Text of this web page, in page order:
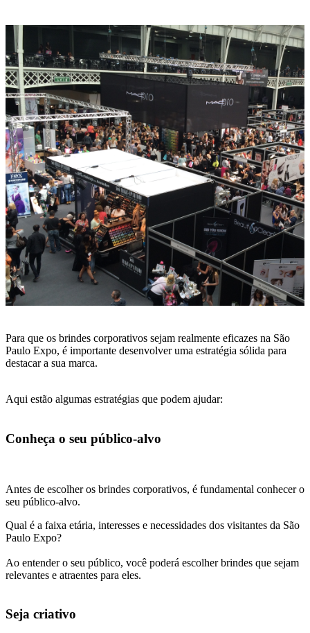
Para que os brindes corporativos sejam realmente eficazes na São
Paulo Expo, é importante desenvolver uma estratégia sólida para
destacar a sua marca.
Aqui estão algumas estratégias que podem ajudar:
Conheça o seu público-alvo
Antes de escolher os brindes corporativos, é fundamental conhecer o
seu público-alvo.
Qual é a faixa etária, interesses e necessidades dos visitantes da São
Paulo Expo?
Ao entender o seu público, você poderá escolher brindes que sejam
relevantes e atraentes para eles.
Seja criativo